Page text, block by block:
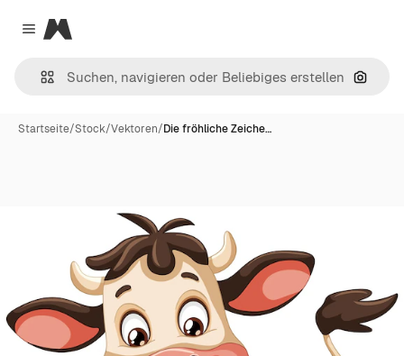
Close menu
Magnific
Nach
Startseite/Stock/Vektoren/Die fröhliche Zeiche…